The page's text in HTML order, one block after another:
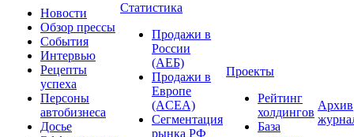
Новости
Обзор прессы
События
Интервью
Рецепты
успеха
Персоны
автобизнеса
Досье
Статистика
Продажи в
России
(АЕБ)
Продажи в
Европе
(ACEA)
Сегментация
рынка РФ
Проекты
Рейтинг
холдингов
База
Архив